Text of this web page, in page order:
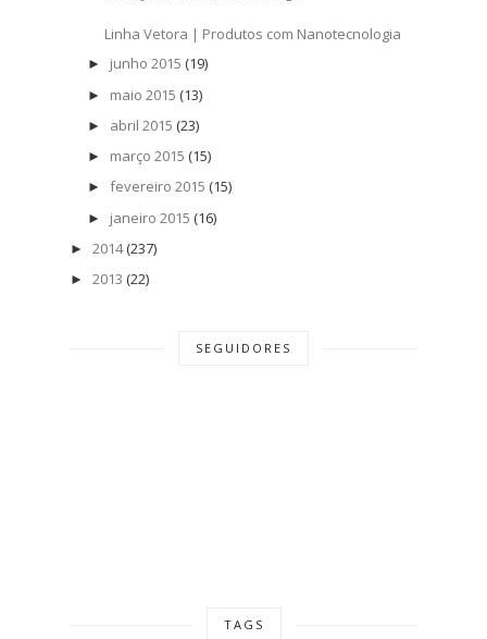
Linha Vetora | Produtos com Nanotecnologia
► junho 2015 (19)
► maio 2015 (13)
► abril 2015 (23)
► março 2015 (15)
► fevereiro 2015 (15)
► janeiro 2015 (16)
► 2014 (237)
► 2013 (22)
SEGUIDORES
TAGS